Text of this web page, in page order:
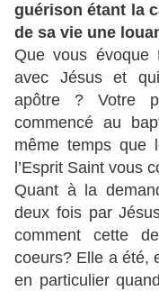
guérison étant la
de sa vie une
Que vous évoque
avec Jésus et
apôtre ? Votre
commencé au
même temps que
l’Esprit Saint vous
Quant à la
deux fois par
comment cette
coeurs? Elle a été,
en particulier